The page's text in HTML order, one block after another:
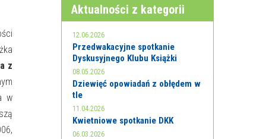
z
w
Aktualności z kategorii
12.06.2026
Przedwakacyjne spotkanie
Dyskusyjnego Klubu Książki
08.05.2026
Dziewięć opowiadań z obłędem w
tle
11.04.2026
Kwietniowe spotkanie DKK
06.03.2026